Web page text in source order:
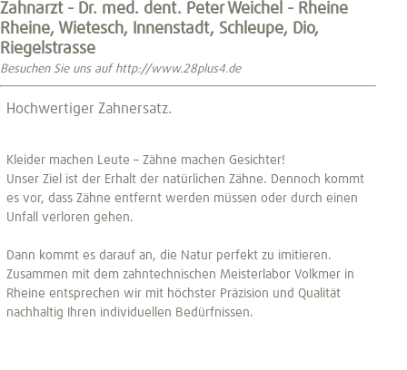
Zahnarzt - Dr. med. dent. Peter Weichel - Rheine
Rheine, Wietesch, Innenstadt, Schleupe, Dio,
Riegelstrasse
Besuchen Sie uns auf http://www.28plus4.de
Hochwertiger Zahnersatz.
Kleider machen Leute – Zähne machen Gesichter!
Unser Ziel ist der Erhalt der natürlichen Zähne. Dennoch kommt
es vor, dass Zähne entfernt werden müssen oder durch einen
Unfall verloren gehen.
Dann kommt es darauf an, die Natur perfekt zu imitieren.
Zusammen mit dem zahntechnischen Meisterlabor Volkmer in
Rheine entsprechen wir mit höchster Präzision und Qualität
nachhaltig Ihren individuellen Bedürfnissen.